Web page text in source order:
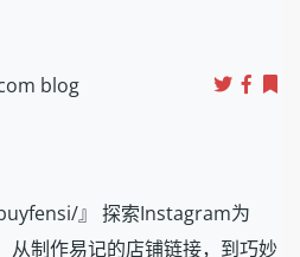
blog
』 探索Instagram为
从制作易记的店铺链接，到巧妙